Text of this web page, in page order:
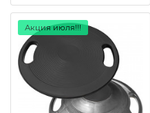
Акция июля!!!